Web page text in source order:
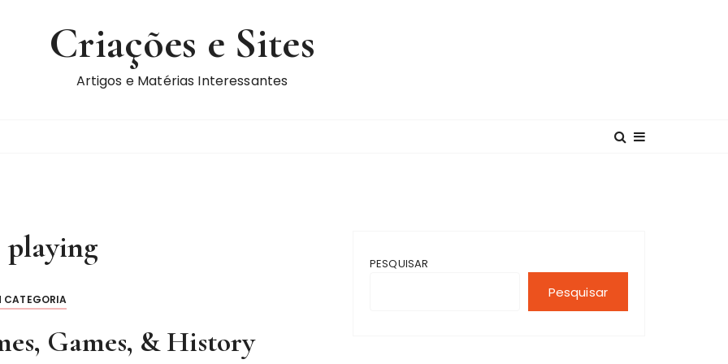
Criações e Sites
Artigos e Matérias Interessantes
playing
CATEGORIA
Games, & History
PESQUISAR
Pesquisar